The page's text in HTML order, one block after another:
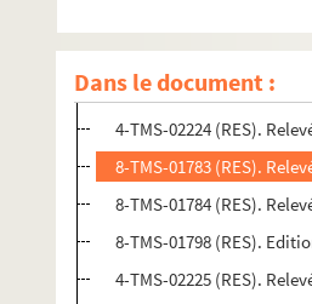
Dans le document :
4-TMS-02222 (RES).
4-TMS-02223 (RES).
4-TMS-02224 (RES).
8-TMS-01783 (RES).
8-TMS-01784 (RES).
8-TMS-01798 (RES).
4-TMS-02225 (RES).